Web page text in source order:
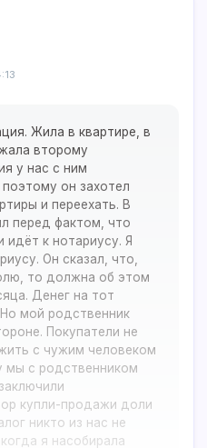
Жила в квартире, в
второму
у нас с ним
он захотел
и переехать. В
перед фактом, что
к нотариусу. Я
Он сказал, что,
то должна об этом
Денег на тот
мой родственник
Покупатели не
с чужим человеком
мы с родственником
купли-продажи доли
никто из нас не
я насобирала